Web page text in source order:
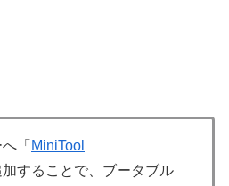
「 MiniTool
加することで、ブータブル